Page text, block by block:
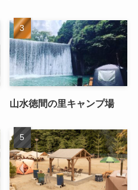
山水徳間の里キャンプ場